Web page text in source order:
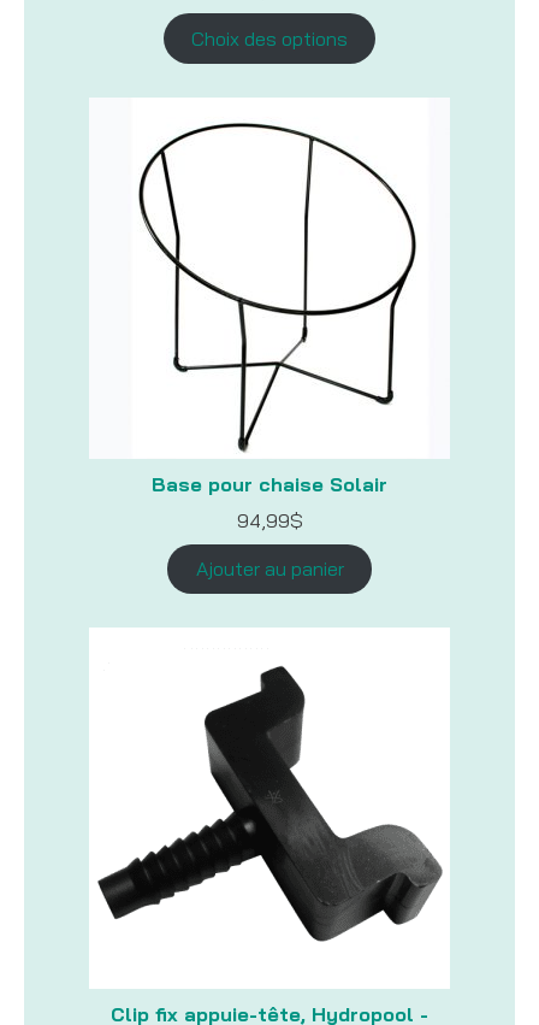
Choix des options
Base pour chaise Solair
94,99$
Ajouter au panier
Clip fix appuie-tête, Hydropool -